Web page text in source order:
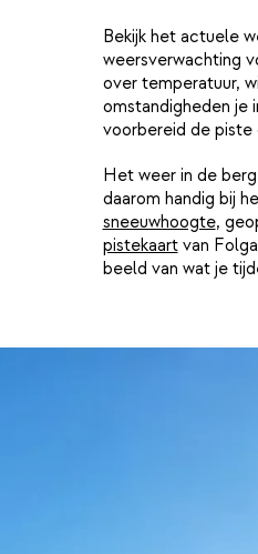
Bekijk het actuele
weersverwachting
over temperatuur,
omstandigheden je
voorbereid de piste
Het weer in de
daarom handig bij
sneeuwhoogte,
pistekaartvan
beeld van wat je